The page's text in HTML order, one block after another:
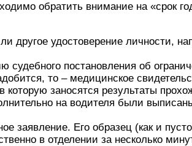
обратить внимание на «срок
другое удостоверение личности,
судебного постановления об
то – медицинское
в которую заносятся результаты
на водителя были
заявление. Его образец (как и
в отделении за несколько